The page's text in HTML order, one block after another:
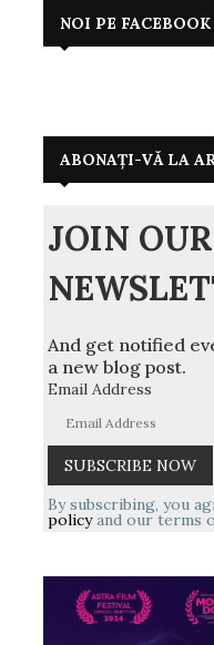
NOI PE FACEBOOK
ABONAȚI-VĂ LA
JOIN OUR
And get notified
a new blog post.
Email Address
By subscribing, you
policyand our terms